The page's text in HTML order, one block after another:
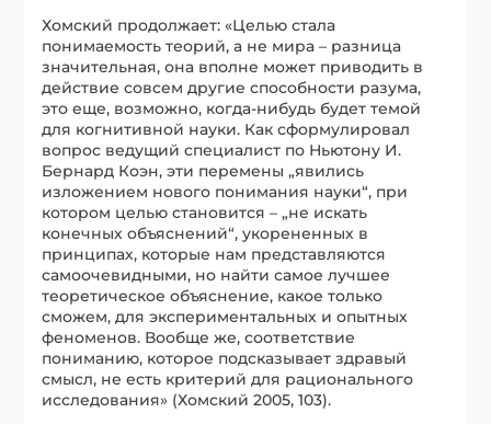
Хомский продолжает: «Целью стала
понимаемость теорий, а не мира – разница
значительная, она вполне может приводить в
действие совсем другие способности разума,
это еще, возможно, когда-нибудь будет темой
для когнитивной науки. Как сформулировал
вопрос ведущий специалист по Ньютону И.
Бернард Коэн, эти перемены „явились
изложением нового понимания науки“, при
котором целью становится – „не искать
конечных объяснений“, укорененных в
принципах, которые нам представляются
самоочевидными, но найти самое лучшее
теоретическое объяснение, какое только
сможем, для экспериментальных и опытных
феноменов. Вообще же, соответствие
пониманию, которое подсказывает здравый
смысл, не есть критерий для рационального
исследования» (Хомский 2005, 103).